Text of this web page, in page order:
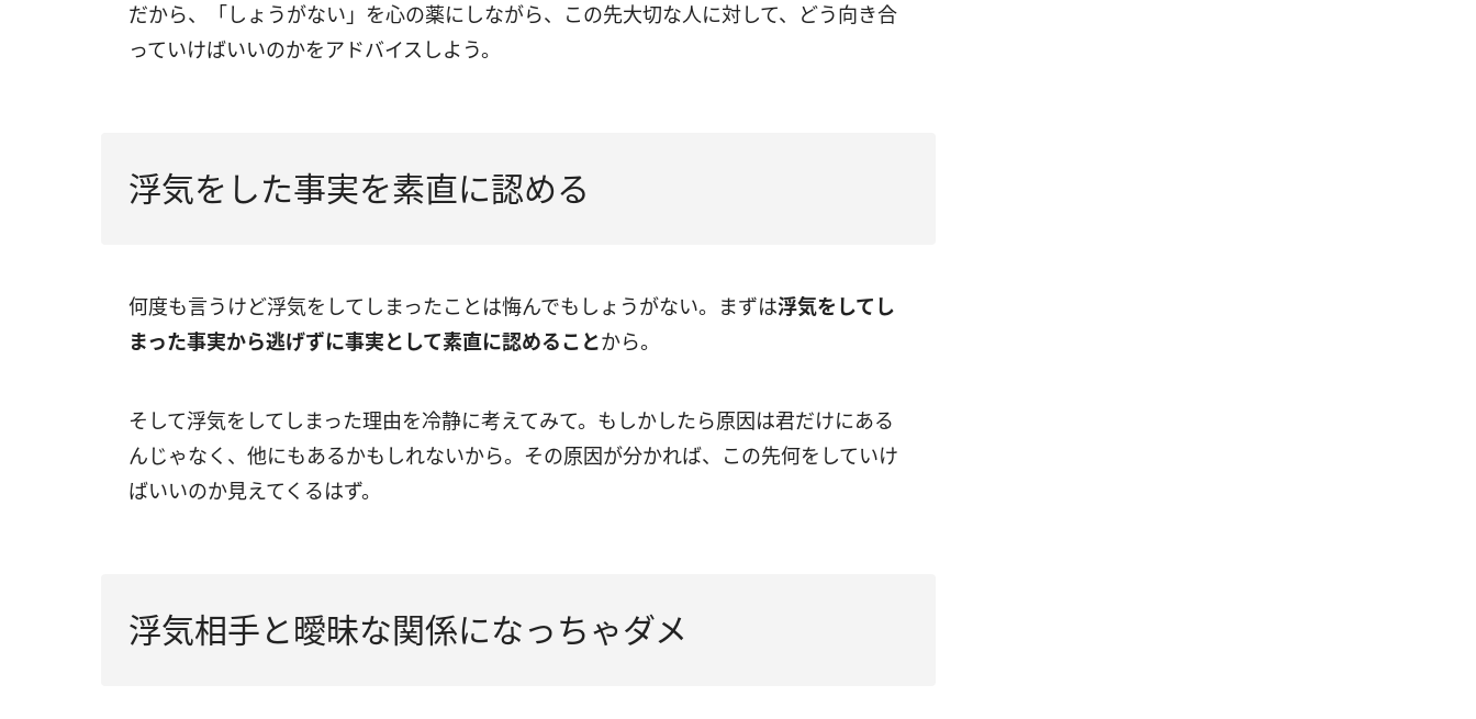
だから、「しょうがない」を心の薬にしながら、この先大切な人に対して、どう向き合
っていけばいいのかをアドバイスしよう。
浮気をした事実を素直に認める
何度も言うけど浮気をしてしまったことは悔んでもしょうがない。まずは浮気をしてし
まった事実から逃げずに事実として素直に認めることから。
そして浮気をしてしまった理由を冷静に考えてみて。もしかしたら原因は君だけにある
んじゃなく、他にもあるかもしれないから。その原因が分かれば、この先何をしていけ
ばいいのか見えてくるはず。
浮気相手と曖昧な関係になっちゃダメ